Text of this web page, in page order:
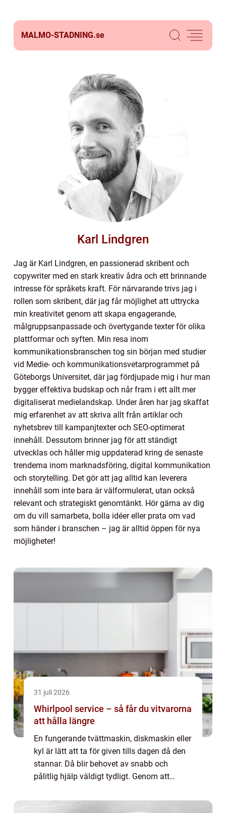
MALMO-STADNING.se
Karl Lindgren
Jag är Karl Lindgren, en passionerad skribent och
copywriter med en stark kreativ ådra och ett brinnande
intresse för språkets kraft. För närvarande trivs jag i
rollen som skribent, där jag får möjlighet att uttrycka
min kreativitet genom att skapa engagerande,
målgruppsanpassade och övertygande texter för olika
plattformar och syften. Min resa inom
kommunikationsbranschen tog sin början med studier
vid Medie- och kommunikationsvetarprogrammet på
Göteborgs Universitet, där jag fördjupade mig i hur man
bygger effektiva budskap och når fram i ett allt mer
digitaliserat medielandskap. Under åren har jag skaffat
mig erfarenhet av att skriva allt från artiklar och
nyhetsbrev till kampanjtexter och SEO-optimerat
innehåll. Dessutom brinner jag för att ständigt
utvecklas och håller mig uppdaterad kring de senaste
trenderna inom marknadsföring, digital kommunikation
och storytelling. Det gör att jag alltid kan leverera
innehåll som inte bara är välformulerat, utan också
relevant och strategiskt genomtänkt. Hör gärna av dig
om du vill samarbeta, bolla idéer eller prata om vad
som händer i branschen – jag är alltid öppen för nya
möjligheter!
31 juli 2026
Whirlpool service – så får du vitvarorna
att hålla längre
En fungerande tvättmaskin, diskmaskin eller
kyl är lätt att ta för given tills dagen då den
stannar. Då blir behovet av snabb och
pålitlig hjälp väldigt tydligt. Genom att